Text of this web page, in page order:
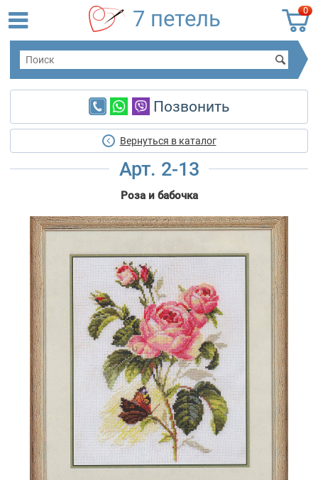
0
7 петель
Позвонить
Вернуться в каталог
Арт. 2-13
Роза и бабочка